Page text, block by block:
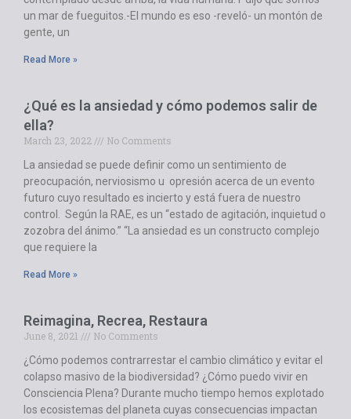
un mar de fueguitos.-El mundo es eso -reveló- un montón de
gente, un
Read More »
¿Qué es la ansiedad y cómo podemos salir de
ella?
March 23, 2022
No Comments
La ansiedad se puede definir como un sentimiento de
preocupación, nerviosismo u opresión acerca de un evento
futuro cuyo resultado es incierto y está fuera de nuestro
control. Según la RAE, es un “estado de agitación, inquietud o
zozobra del ánimo.” “La ansiedad es un constructo complejo
que requiere la
Read More »
Reimagina, Recrea, Restaura
June 8, 2021
No Comments
¿Cómo podemos contrarrestar el cambio climático y evitar el
colapso masivo de la biodiversidad? ¿Cómo puedo vivir en
Consciencia Plena? Durante mucho tiempo hemos explotado
los ecosistemas del planeta cuyas consecuencias impactan